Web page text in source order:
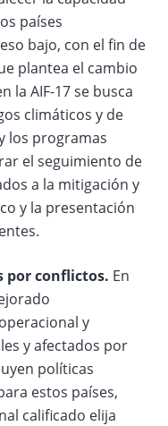
países
bajo, con el fin de
plantea el cambio
la AIF-17 se busca
climáticos y de
los programas
el seguimiento de
a la mitigación y
y la presentación
por conflictos. En
y
y afectados por
políticas
estos países,
calificado elija